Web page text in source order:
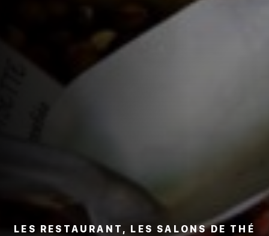
LES RESTAURANT, LES SALONS DE THÉ